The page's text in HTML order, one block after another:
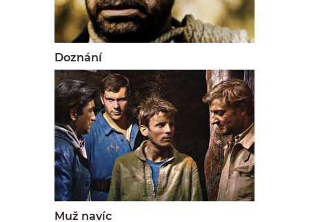
Doznání
Muž navíc